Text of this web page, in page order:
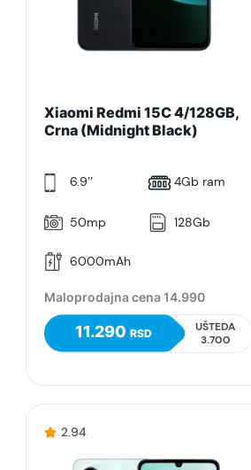
Xiaomi Redmi 15C 4/128GB,
Crna (Midnight Black)
6.9’’ 4Gb ram
50mp 128Gb
6000mAh
Maloprodajna cena 14.990
11.290 RSD
UŠTEDA
3.700
2.94